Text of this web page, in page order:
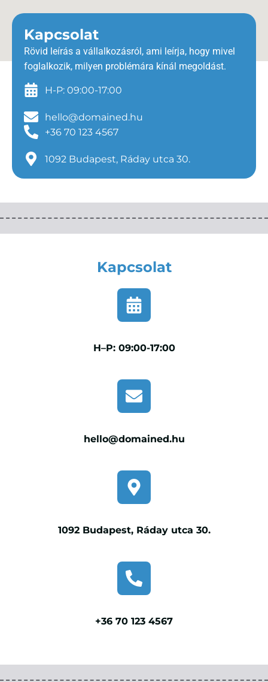
Kapcsolat
Rövid leírás a vállalkozásról, ami leírja, hogy mivel
foglalkozik, milyen problémára kínál megoldást.
H-P: 09:00-17:00
hello@domained.hu
+36 70 123 4567
1092 Budapest, Ráday utca 30.
Kapcsolat
H–P: 09:00-17:00
hello@domained.hu
1092 Budapest, Ráday utca 30.
+36 70 123 4567